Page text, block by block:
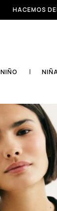
HACEMOS
NIÑO